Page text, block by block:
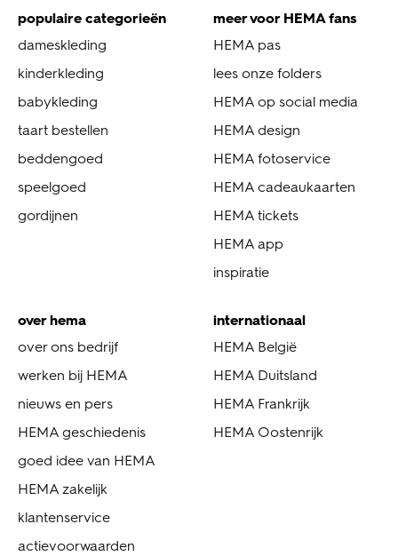
populaire categorieën
dameskleding
kinderkleding
babykleding
taart bestellen
beddengoed
speelgoed
gordijnen
meer voor HEMA fans
HEMA pas
lees onze folders
HEMA op social media
HEMA design
HEMA fotoservice
HEMA cadeaukaarten
HEMA tickets
HEMA app
inspiratie
over hema
over ons bedrijf
werken bij HEMA
nieuws en pers
HEMA geschiedenis
goed idee van HEMA
HEMA zakelijk
klantenservice
actievoorwaarden
internationaal
HEMA België
HEMA Duitsland
HEMA Frankrijk
HEMA Oostenrijk